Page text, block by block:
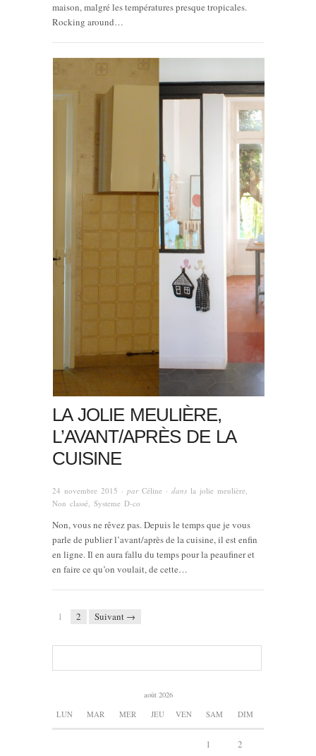
maison, malgré les températures presque tropicales.
Rocking around…
LA JOLIE MEULIÈRE,
L’AVANT/APRÈS DE LA
CUISINE
24 novembre 2015 · par Céline · dans la jolie meulière,
Non classé, Systeme D-co
Non, vous ne rêvez pas. Depuis le temps que je vous
parle de publier l’avant/après de la cuisine, il est enfin
en ligne. Il en aura fallu du temps pour la peaufiner et
en faire ce qu’on voulait, de cette…
1 2 Suivant →
août 2026
LUN MAR MER JEU VEN SAM DIM
1 2